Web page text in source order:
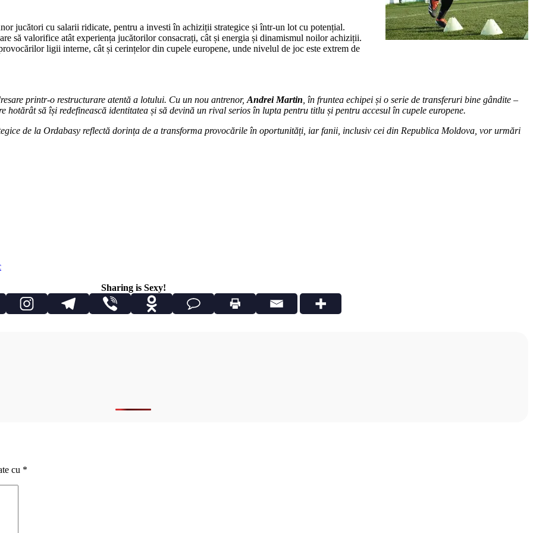
jucători cu salarii ridicate, pentru a investi în achiziții strategice și într-un lot cu potențial.
să valorifice atât experiența jucătorilor consacrați, cât și energia și dinamismul noilor achiziții.
ligii interne, cât și cerințelor din cupele europene, unde nivelul de joc este extrem de
printr-o restructurare atentă a lotului. Cu un nou antrenor, Andrei Martin , în fruntea echipei și o serie de transferuri bine gândite –
să își redefinească identitatea și să devină un rival serios în lupta pentru titlu și pentru accesul în cupele europene.
de la Ordabasy reflectă dorința de a transforma provocările în oportunități, iar fanii, inclusiv cei din Republica Moldova, vor urmări
Sharing is Sexy!
cu *